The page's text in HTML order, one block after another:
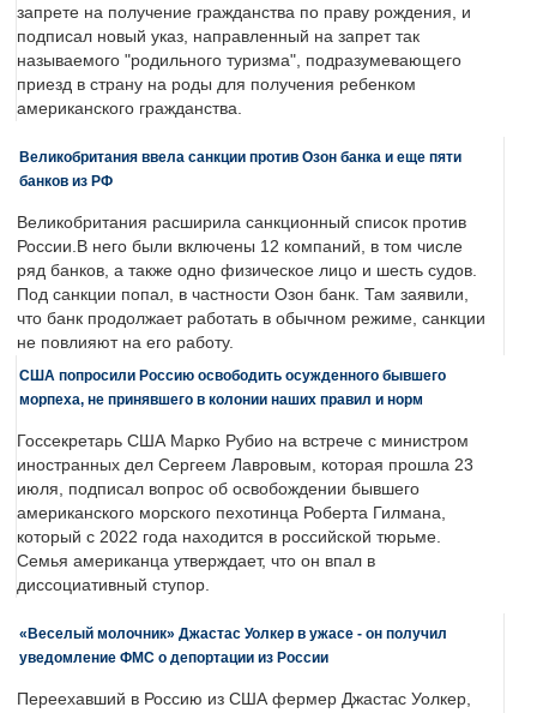
запрете на получение гражданства по праву рождения, и
подписал новый указ, направленный на запрет так
называемого "родильного туризма", подразумевающего
приезд в страну на роды для получения ребенком
американского гражданства.
Великобритания ввела санкции против Озон банка и еще пяти
банков из РФ
Великобритания расширила санкционный список против
России.В него были включены 12 компаний, в том числе
ряд банков, а также одно физическое лицо и шесть судов.
Под санкции попал, в частности Озон банк. Там заявили,
что банк продолжает работать в обычном режиме, санкции
не повлияют на его работу.
США попросили Россию освободить осужденного бывшего
морпеха, не принявшего в колонии наших правил и норм
Госсекретарь США Марко Рубио на встрече с министром
иностранных дел Сергеем Лавровым, которая прошла 23
июля, подписал вопрос об освобождении бывшего
американского морского пехотинца Роберта Гилмана,
который с 2022 года находится в российской тюрьме.
Семья американца утверждает, что он впал в
диссоциативный ступор.
«Веселый молочник» Джастас Уолкер в ужасе - он получил
уведомление ФМС о депортации из России
Переехавший в Россию из США фермер Джастас Уолкер,